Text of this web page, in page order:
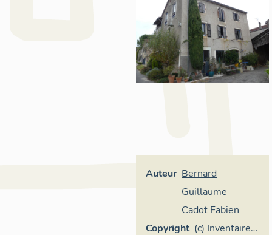
Auteur Bernard
Guillaume
Cadot Fabien
Copyright (c) Inventaire